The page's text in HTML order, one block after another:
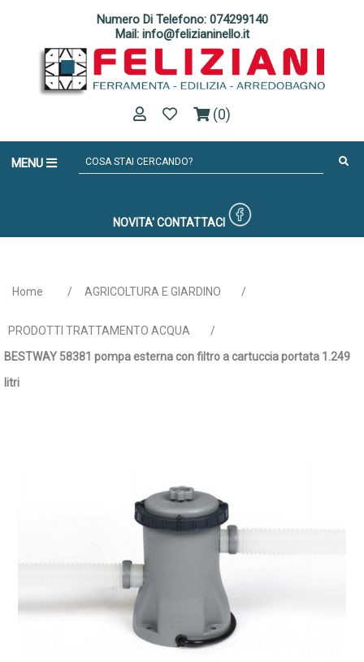
Numero Di Telefono: 074299140
Mail: info@felizianinello.it
(0)
MENU
NOVITA' CONTATTACI
Home / AGRICOLTURA E GIARDINO /
PRODOTTI TRATTAMENTO ACQUA
/
BESTWAY 58381 pompa esterna con filtro a cartuccia portata 1.249
litri